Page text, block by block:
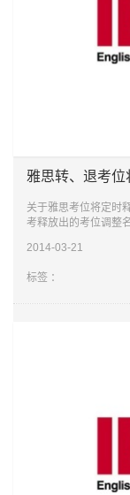
雅思转、退考
关于雅思考位将定
考释放出的考位调整
除外)。敬请
2014-03-21
标签 ：